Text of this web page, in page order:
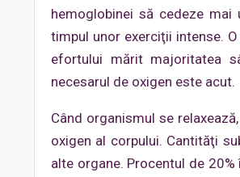
hemoglobinei să cedeze mai
timpul unor exerciţii intense.
efortului mărit majoritatea
necesarul de oxigen este acut.
Când organismul se
oxigen al corpului. Cantităţi
alte organe. Procentul de